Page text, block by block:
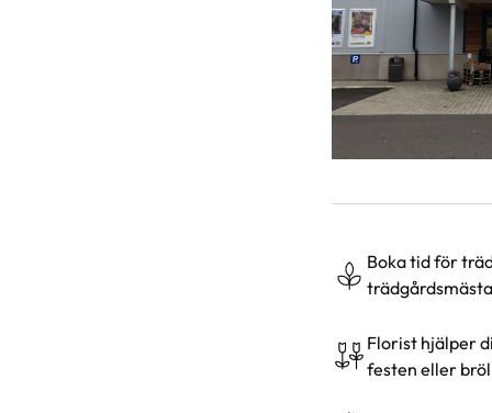
Boka tid för
Florist hjälper
festen eller